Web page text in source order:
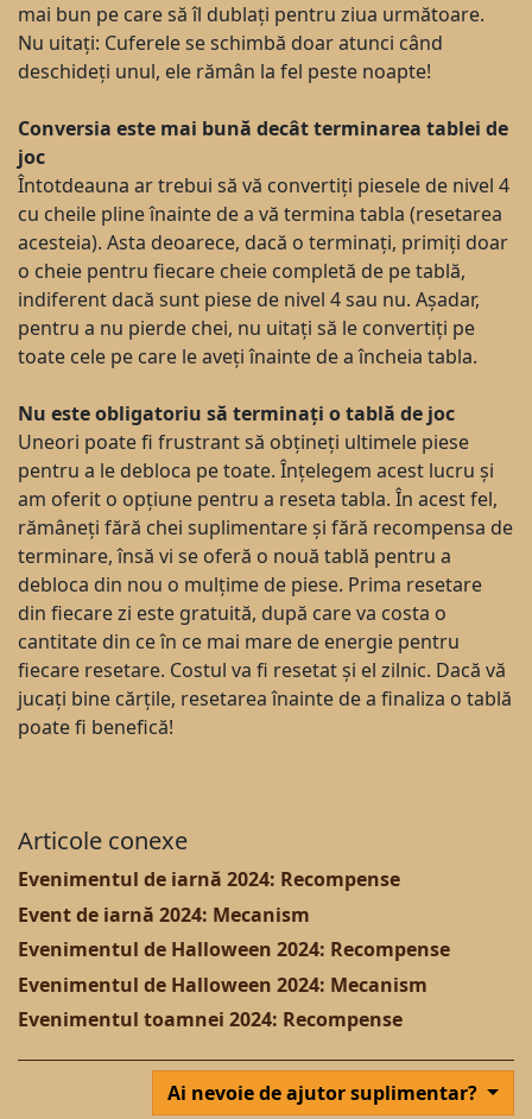
mai bun pe care să îl dublați pentru ziua următoare.
Nu uitați: Cuferele se schimbă doar atunci când
deschideți unul, ele rămân la fel peste noapte!
Conversia este mai bună decât terminarea tablei de
joc
Întotdeauna ar trebui să vă convertiți piesele de nivel 4
cu cheile pline înainte de a vă termina tabla (resetarea
acesteia). Asta deoarece, dacă o terminați, primiți doar
o cheie pentru fiecare cheie completă de pe tablă,
indiferent dacă sunt piese de nivel 4 sau nu. Așadar,
pentru a nu pierde chei, nu uitați să le convertiți pe
toate cele pe care le aveți înainte de a încheia tabla.
Nu este obligatoriu să terminați o tablă de joc
Uneori poate fi frustrant să obțineți ultimele piese
pentru a le debloca pe toate. Înțelegem acest lucru și
am oferit o opțiune pentru a reseta tabla. În acest fel,
rămâneți fără chei suplimentare și fără recompensa de
terminare, însă vi se oferă o nouă tablă pentru a
debloca din nou o mulțime de piese. Prima resetare
din fiecare zi este gratuită, după care va costa o
cantitate din ce în ce mai mare de energie pentru
fiecare resetare. Costul va fi resetat și el zilnic. Dacă vă
jucați bine cărțile, resetarea înainte de a finaliza o tablă
poate fi benefică!
Articole conexe
Evenimentul de iarnă 2024: Recompense
Event de iarnă 2024: Mecanism
Evenimentul de Halloween 2024: Recompense
Evenimentul de Halloween 2024: Mecanism
Evenimentul toamnei 2024: Recompense
Ai nevoie de ajutor suplimentar?